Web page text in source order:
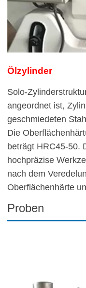
Ölzylinder
Solo-
angeordnet ist,
geschmiedeten
Die
beträgt HRC45-50.
hochpräzise
nach dem
Oberflächenhärte
Proben